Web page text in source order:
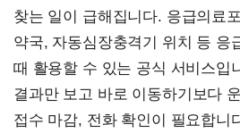
찾는 일이 급해집니다. 응급의료
약국, 자동심장충격기 위치 등 응
때 활용할 수 있는 공식 서비스입
결과만 보고 바로 이동하기보다
접수 마감, 전화 확인이 필요합니